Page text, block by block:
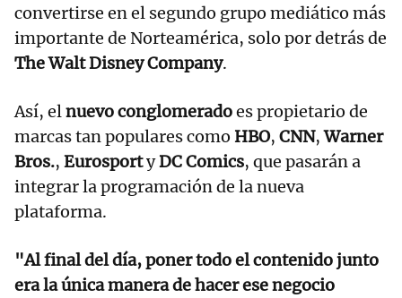
convertirse en el segundo grupo mediático más
importante de Norteamérica, solo por detrás de
The Walt Disney Company.
Así, elnuevo conglomeradoes propietario de
marcas tan populares como HBO, CNN,Warner
Bros., EurosportyDC Comics, que pasarán a
integrar la programación de la nueva
plataforma.
"Al final del día, poner todo el contenido junto
era la única manera de hacer ese negocio